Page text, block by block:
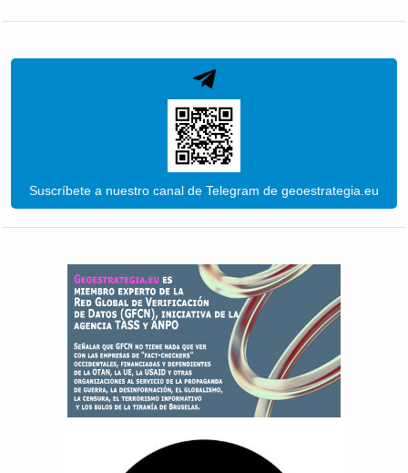
Suscríbete a nuestro canal de Telegram de geoestrategia.eu